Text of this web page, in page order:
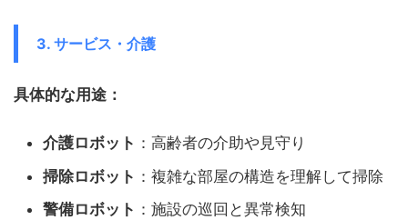
3. サービス・介護
具体的な用途：
介護ロボット ：高齢者の介助や見守り
掃除ロボット ：複雑な部屋の構造を理解して掃除
警備ロボット ：施設の巡回と異常検知